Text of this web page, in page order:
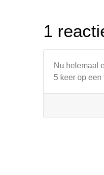
1
Nu helemaal
5 keer op